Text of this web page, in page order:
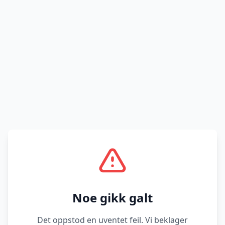
Noe gikk galt
Det oppstod en uventet feil. Vi beklager